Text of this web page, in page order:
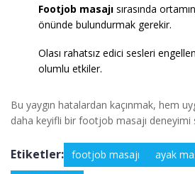
Footjob masajı sırasında
önünde bulundurmak gerekir.
Olası rahatsız edici sesleri
olumlu etkiler.
Bu yaygın hatalardan kaçınmak, hem
daha keyifli bir footjob masajı deneyimi
Etiketler: footjob masajı ayak